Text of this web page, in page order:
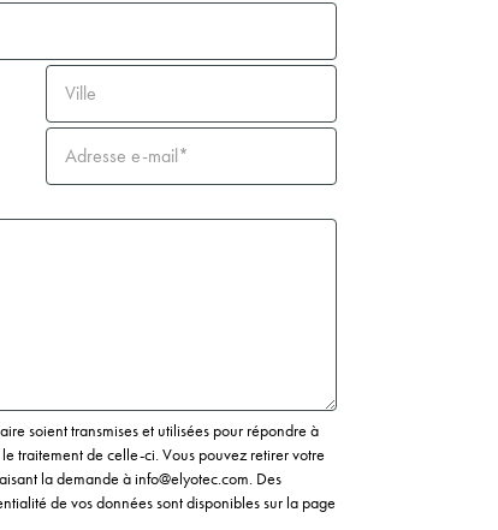
Ville
Adresse e-mail*
soient transmises et utilisées pour répondre à
traitement de celle-ci. Vous pouvez retirer votre
la demande à info@elyotec.com. Des
de vos données sont disponibles sur la page